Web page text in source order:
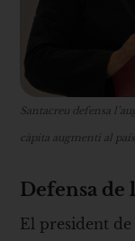
Santacreu defensa
càpita augmenti al
Defensa de
El president